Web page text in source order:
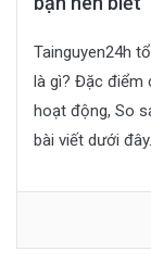
Tainguyen24h
là gì? Đặc điểm
hoạt động, So
bài viết dưới đây.